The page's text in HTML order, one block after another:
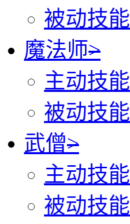
被动技能
魔法师>
主动技能
被动技能
武僧>
主动技能
被动技能